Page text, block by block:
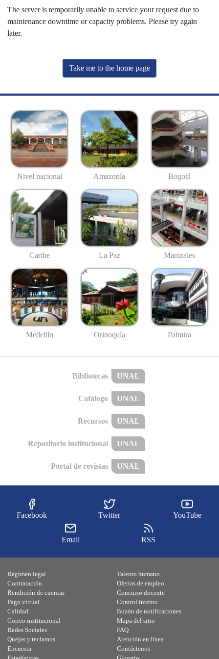
The server is temporarily unable to service your request due to
maintenance downtime or capacity problems. Please try again
later.
Take me to the home page
Nivel nacional Amazonía Bogotá
Caribe La Paz Manizales
Medellín Orinoquía Palmira
Bibliotecas UNAL
Catálogo UNAL
Recursos UNAL
Repositorio institucional UNAL
Portal de revistas UNAL
Facebook Twitter YouTube
Email RSS
Régimen legal
Contratación
Rendición de cuentas
Pago virtual
Calidad
Talento humano
Ofertas de empleo
Concurso docente
Control interno
Buzón de notificaciones
Correo institucional
Redes Sociales
Quejas y reclamos
Encuesta
Mapa del sitio
FAQ
Atención en línea
Contáctenos